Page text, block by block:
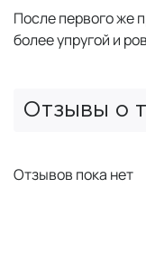
После первого же
более упругой и
Отзывы о
Отзывов пока нет